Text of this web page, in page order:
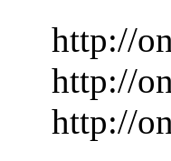
http://
http://
http://